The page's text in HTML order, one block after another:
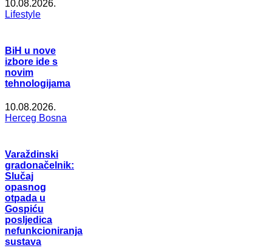
10.08.2026.
Lifestyle
BiH u nove
izbore ide s
novim
tehnologijama
10.08.2026.
Herceg Bosna
Varaždinski
gradonačelnik:
Slučaj
opasnog
otpada u
Gospiću
posljedica
nefunkcioniranja
sustava